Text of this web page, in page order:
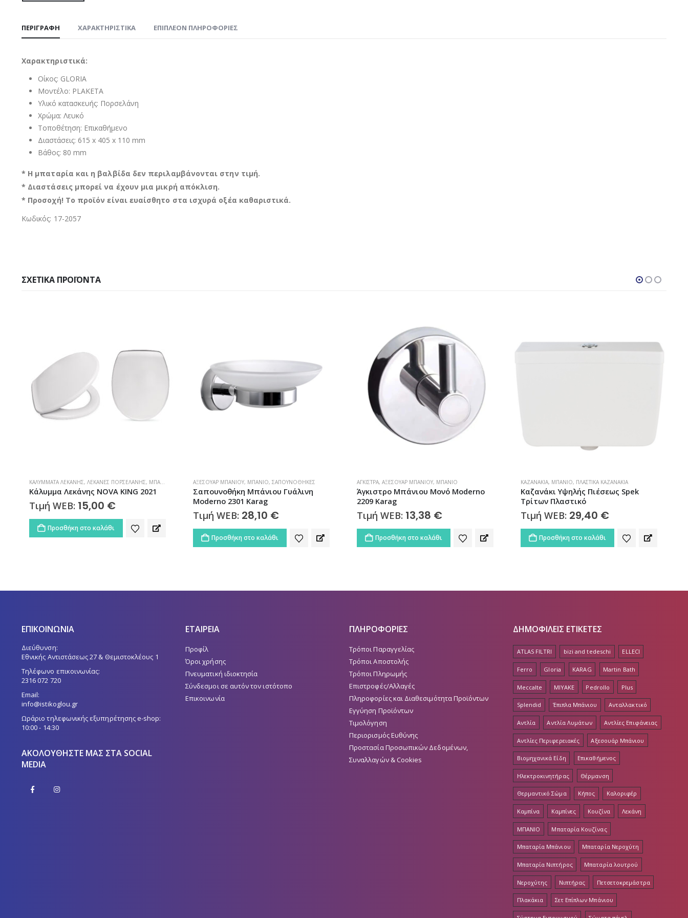
ΠΕΡΙΓΡΑΦΉ ΧΑΡΑΚΤΗΡΙΣΤΙΚΑ ΕΠΙΠΛΈΟΝ ΠΛΗΡΟΦΟΡΊΕΣ
Χαρακτηριστικά:
Οίκος: GLORIA
Μοντέλο: PLAKETA
Υλικό κατασκευής: Πορσελάνη
Χρώμα: Λευκό
Τοποθέτηση: Επικαθήμενο
Διαστάσεις: 615 x 405 x 110 mm
Βάθος: 80 mm
* Η μπαταρία και η βαλβίδα δεν περιλαμβάνονται στην τιμή.
* Διαστάσεις μπορεί να έχουν μια μικρή απόκλιση.
* Προσοχή! Το προϊόν είναι ευαίσθητο στα ισχυρά οξέα καθαριστικά.
Κωδικός: 17-2057
ΣΧΕΤΙΚΆ ΠΡΟΪΌΝΤΑ
ΚΑΛΎΜΜΑΤΑ ΛΕΚΆΝΗΣ, ΛΕΚΆΝΕΣ ΠΟΡΣΕΛΆΝΗΣ, ΜΠΆΝΙΟ
Κάλυμμα Λεκάνης NOVA KING 2021
Τιμή WEB: 15,00 €
Προσθήκη στο καλάθι
ΑΞΕΣΟΥΆΡ ΜΠΆΝΙΟΥ, ΜΠΆΝΙΟ, ΣΑΠΟΥΝΟΘΉΚΕΣ
Σαπουνοθήκη Μπάνιου Γυάλινη
Moderno 2301 Karag
Τιμή WEB: 28,10 €
Προσθήκη στο καλάθι
ΆΓΚΙΣΤΡΑ, ΑΞΕΣΟΥΆΡ ΜΠΆΝΙΟΥ, ΜΠΆΝΙΟ
Άγκιστρο Μπάνιου Μονό Moderno
2209 Karag
Τιμή WEB: 13,38 €
Προσθήκη στο καλάθι
ΚΑΖΑΝΆΚΙΑ, ΜΠΆΝΙΟ, ΠΛΑΣΤΙΚΆ ΚΑΖΑΝΆΚΙΑ
Καζανάκι Υψηλής Πιέσεως Spek
Τρίτων Πλαστικό
Τιμή WEB: 29,40 €
Προσθήκη στο καλάθι
ΕΠΙΚΟΙΝΩΝΙΑ
Διεύθυνση:
Εθνικής Αντιστάσεως 27 & Θεμιστοκλέους 1
Τηλέφωνο επικοινωνίας:
2316 072 720
Email:
info@istikoglou.gr
Ωράριο τηλεφωνικής εξυπηρέτησης e-shop:
10:00 - 14:30
ΑΚΟΛΟΥΘΉΣΤΕ ΜΑΣ ΣΤΑ SOCIAL
MEDIA
ΕΤΑΙΡΕΙΑ
Προφίλ
Όροι χρήσης
Πνευματική ιδιοκτησία
Σύνδεσμοι σε αυτόν τον ιστότοπο
Επικοινωνία
ΠΛΗΡΟΦΟΡΙΕΣ
Τρόποι Παραγγελίας
Τρόποι Αποστολής
Τρόποι Πληρωμής
Επιστροφές/Αλλαγές
Πληροφορίες και Διαθεσιμότητα Προϊόντων
Εγγύηση Προϊόντων
Τιμολόγηση
Περιορισμός Ευθύνης
Προστασία Προσωπικών Δεδομένων,
Συναλλαγών & Cookies
ΔΗΜΟΦΙΛΕΙΣ ΕΤΙΚΕΤΕΣ
ATLAS FILTRI bizi and tedeschi ELLECI
Ferro Gloria KARAG Martin Bath
Meccalte MIYAKE Pedrollo Plus
Splendid Έπιπλα Μπάνιου Ανταλλακτικό
Αντλία Αντλία Λυμάτων Αντλίες Επιφάνειας
Αντλίες Περιφερειακές Αξεσουάρ Μπάνιου
Βιομηχανικά Είδη Επικαθήμενος
Ηλεκτροκινητήρας Θέρμανση
Θερμαντικό Σώμα Κήπος Καλοριφέρ
Καμπίνα Καμπίνες Κουζίνα Λεκάνη
ΜΠΑΝΙΟ Μπαταρία Κουζίνας
Μπαταρία Μπάνιου Μπαταρία Νεροχύτη
Μπαταρία Νιπτήρος Μπαταρία λουτρού
Νεροχύτης Νιπτήρας Πετσετοκρεμάστρα
Πλακάκια Σετ Επίπλων Μπάνιου